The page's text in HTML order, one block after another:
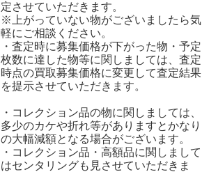
定させていただきます。
※上がっていない物がございましたら気
軽にご相談ください。
・査定時に募集価格が下がった物・予定
枚数に達した物等に関しましては、査定
時点の買取募集価格に変更して査定結果
を提示させていただきます。
・コレクション品の物に関しましては、
多少のカケや折れ等がありますとかなり
の大幅減額となる場合がございます。
・コレクション品・高額品に関しまして
はセンタリングも見させていただきま